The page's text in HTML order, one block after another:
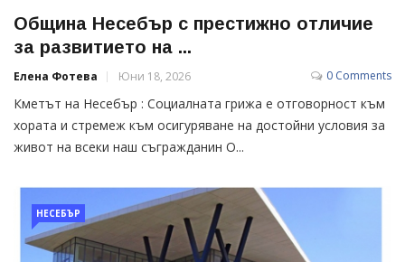
Община Несебър с престижно отличие
за развитието на ...
Елена Фотева Юни 18, 2026 0 Comments
Кметът на Несебър : Социалната грижа е отговорност към
хората и стремеж към осигуряване на достойни условия за
живот на всеки наш съгражданин О...
НЕСЕБЪР